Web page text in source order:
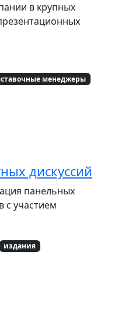
в крупных
менеджеры
дискуссий
панельных
с участием
издания